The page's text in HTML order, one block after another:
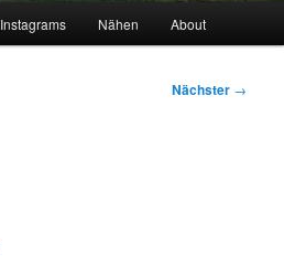
Instagrams Nähen About
Nächster →